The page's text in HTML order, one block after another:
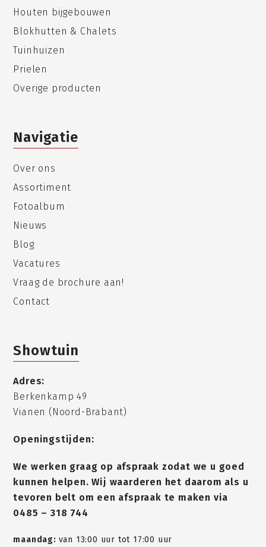
Houten bijgebouwen
Blokhutten & Chalets
Tuinhuizen
Prielen
Overige producten
Navigatie
Over ons
Assortiment
Fotoalbum
Nieuws
Blog
Vacatures
Vraag de brochure aan!
Contact
Showtuin
Adres:
Berkenkamp 49
Vianen (Noord-Brabant)
Openingstijden:
We werken graag op afspraak zodat we u goed
kunnen helpen. Wij waarderen het daarom als u
tevoren belt om een afspraak te maken via
0485 – 318 744
maandag: van 13:00 uur tot 17:00 uur